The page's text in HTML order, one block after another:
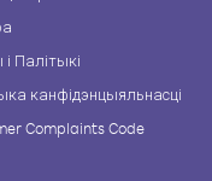
Палітыкі
канфідэнцыяльнасці
Complaints Code